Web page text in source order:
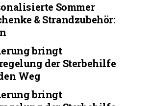
Sommer
& Strandzubehör:
bringt
der Sterbehilfe
Weg
bringt